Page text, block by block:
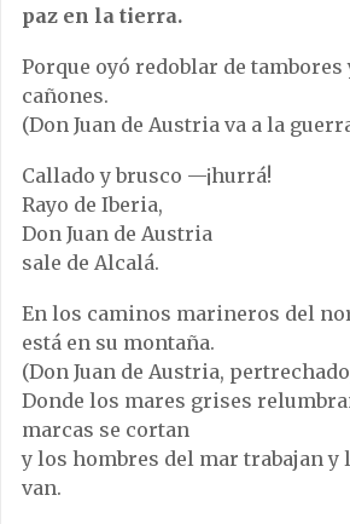
paz en la tierra.
Porque oyó redoblar de
cañones.
(Don Juan de Austria va a la
Callado y brusco —¡hurrá!
Rayo de Iberia,
Don Juan de Austria
sale de Alcalá.
En los caminos marineros del
está en su montaña.
(Don Juan de Austria,
Donde los mares grises
marcas se cortan
y los hombres del mar trabajan y
van.